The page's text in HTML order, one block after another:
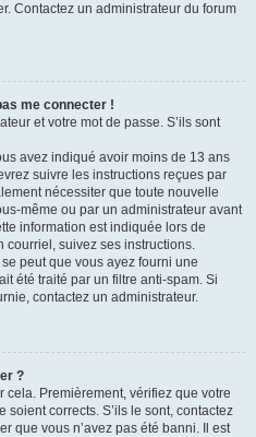
Contactez un administrateur du forum
me connecter !
et votre mot de passe. S’ils sont
avez indiqué avoir moins de 13 ans
suivre les instructions reçues par
nécessiter que toute nouvelle
même ou par un administrateur avant
information est indiquée lors de
courriel, suivez ses instructions.
peut que vous ayez fourni une
été traité par un filtre anti-spam. Si
contactez un administrateur.
?
Premièrement, vérifiez que votre
soient corrects. S’ils le sont, contactez
que vous n’avez pas été banni. Il est